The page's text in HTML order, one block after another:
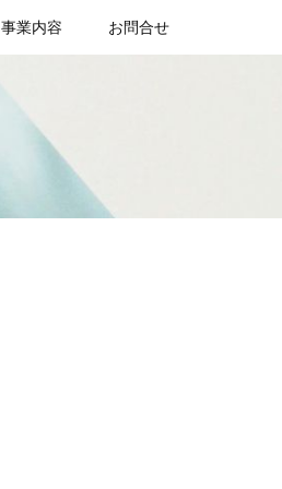
事業内容 お問合せ